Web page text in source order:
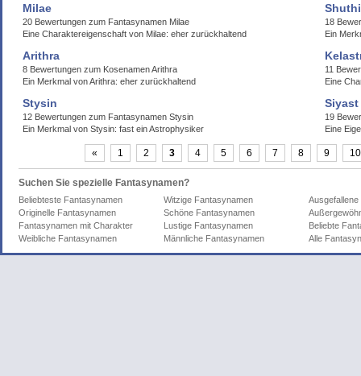
Milae
20 Bewertungen zum Fantasynamen Milae
Eine Charaktereigenschaft von Milae: eher zurückhaltend
18
Ein
Arithra
8 Bewertungen zum Kosenamen Arithra
Ein Merkmal von Arithra: eher zurückhaltend
11
Eine
Stysin
12 Bewertungen zum Fantasynamen Stysin
Ein Merkmal von Stysin: fast ein Astrophysiker
Siyast
19
Eine
« 1 2 3 4 5 6 7 8 9 10
Suchen Sie spezielle Fantasynamen?
Beliebteste Fantasynamen Witzige Fantasynamen
Originelle Fantasynamen
Schöne Fantasynamen
Fantasynamen mit Charakter
Lustige Fantasynamen
Beliebte
Weibliche Fantasynamen
Männliche Fantasynamen Alle